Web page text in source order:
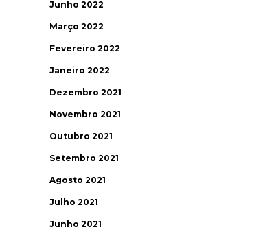
Junho 2022
Março 2022
Fevereiro 2022
Janeiro 2022
Dezembro 2021
Novembro 2021
Outubro 2021
Setembro 2021
Agosto 2021
Julho 2021
Junho 2021